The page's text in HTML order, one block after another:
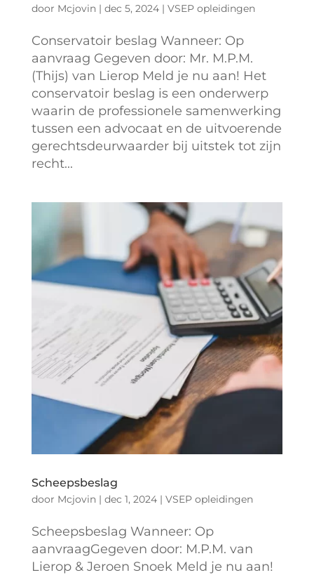
door Mcjovin| dec 5, 2024| VSEP opleidingen
Conservatoir beslag Wanneer: Op
aanvraag Gegeven door: Mr. M.P.M.
(Thijs) van Lierop Meld je nu aan! Het
conservatoir beslag is een onderwerp
waarin de professionele samenwerking
tussen een advocaat en de uitvoerende
gerechtsdeurwaarder bij uitstek tot zijn
recht...
Scheepsbeslag
door Mcjovin| dec 1, 2024| VSEP opleidingen
Scheepsbeslag Wanneer: Op
aanvraagGegeven door: M.P.M. van
Lierop & Jeroen Snoek Meld je nu aan!